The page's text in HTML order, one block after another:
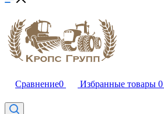
Сравнение0 Избранные товары 0